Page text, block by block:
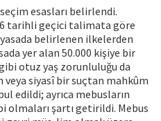
esasları belirlendi.
tarihli geçici talimata göre
belir­lenen ilkelerden
yer alan 50.000 kişiye bir
otuz yaş zorunluluğu da
siyasî bir suçtan mahkûm
edildi; ay­rıca mebusların
şartı getirildi. Mebus